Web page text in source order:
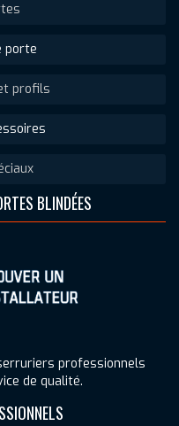
porte
profils
BLINDÉES
professionnels
de qualité.